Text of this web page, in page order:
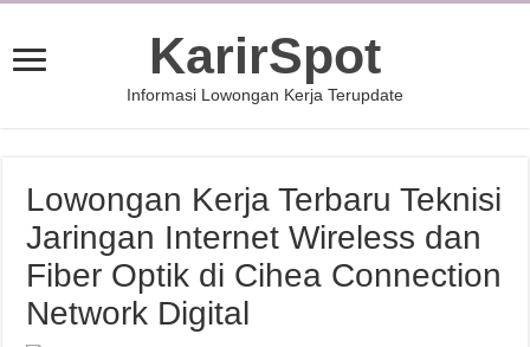
KarirSpot
Informasi Lowongan Kerja Terupdate
Lowongan Kerja Terbaru Teknisi
Jaringan Internet Wireless dan
Fiber Optik di Cihea Connection
Network Digital